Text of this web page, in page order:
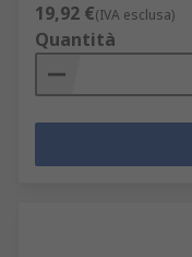
19,92 €(IVA esclusa)
Quantità